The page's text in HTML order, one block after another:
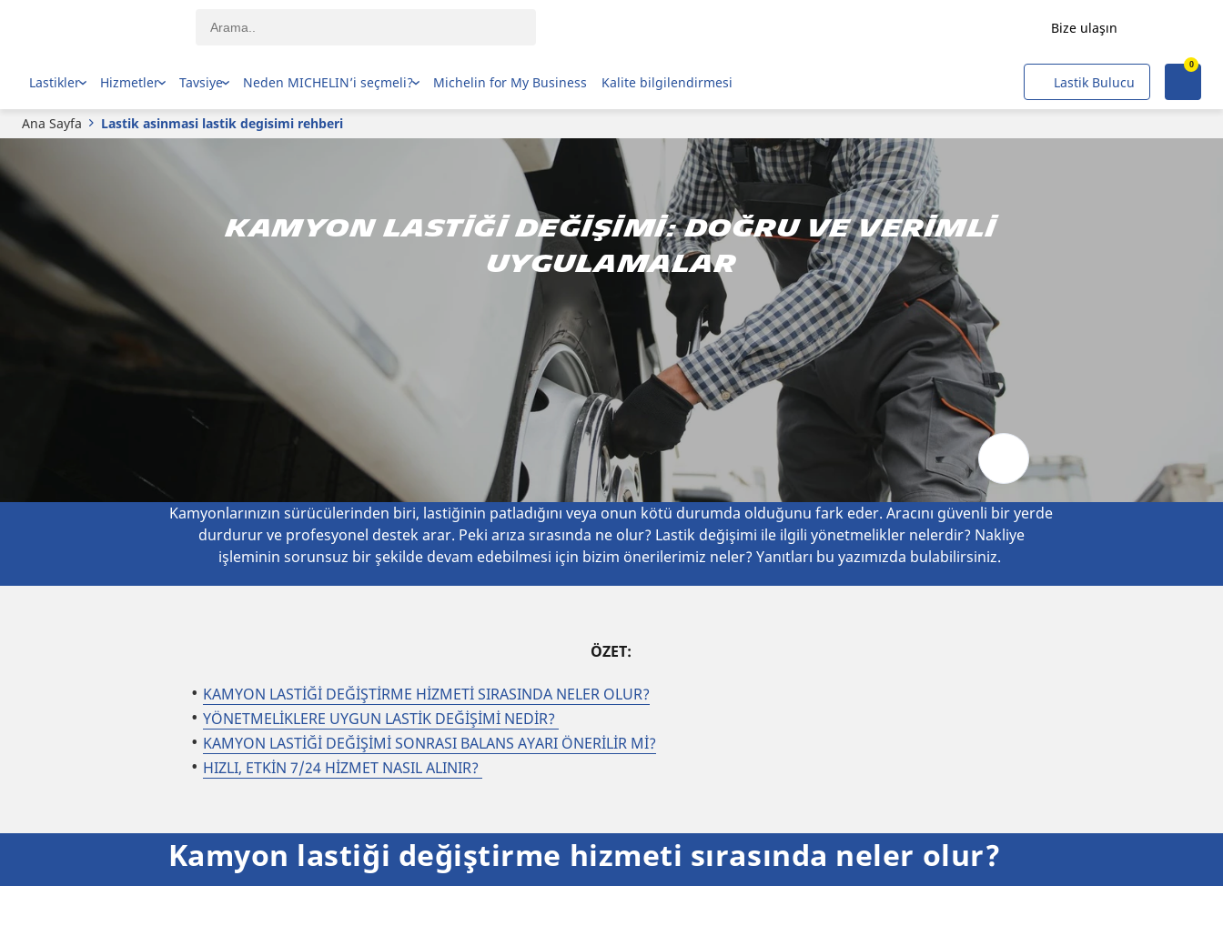
Bize ulaşın
Yük Taşımacılığı
Yolcu Taşımacılığı
Maden ve Ocaklar
Kobiler
Sivil ve Askeri Operasyon
Hava Taşıtı
Hafif raylı taşıtlar
Otomobil ve SUV
Motosiklet ve Mobilet
Bisiklet
0
Lastikler Hizmetler Tavsiye Neden MICHELIN’i seçmeli? Michelin for My Business Kalite bilgilendirmesi Lastik Bulucu
Ana Sayfa Lastik asinmasi lastik degisimi rehberi
Kamyon Lastiği Değişimi: doğru ve verimli
uygulamalar
Kamyonlarınızın sürücülerinden biri, lastiğinin patladığını veya onun kötü durumda olduğunu fark eder. Aracını güvenli bir yerde
durdurur ve profesyonel destek arar. Peki arıza sırasında ne olur? Lastik değişimi ile ilgili yönetmelikler nelerdir? Nakliye
işleminin sorunsuz bir şekilde devam edebilmesi için bizim önerilerimiz neler? Yanıtları bu yazımızda bulabilirsiniz.
ÖZET:
KAMYON LASTİĞİ DEĞİŞTİRME HİZMETİ SIRASINDA NELER OLUR?
YÖNETMELİKLERE UYGUN LASTİK DEĞİŞİMİ NEDİR?
KAMYON LASTİĞİ DEĞİŞİMİ SONRASI BALANS AYARI ÖNERİLİR Mİ?
HIZLI, ETKİN 7/24 HİZMET NASIL ALINIR?
Kamyon lastiği değiştirme hizmeti sırasında neler olur?